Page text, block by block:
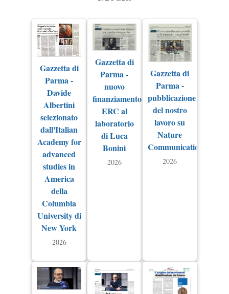
Gazzetta di
Parma -
Davide
Albertini
selezionato
dall'Italian
Academy for
advanced
studies in
America
della
Columbia
University di
New York
2026
Gazzetta di
Parma -
nuovo
finanziamento
ERC al
laboratorio
di Luca
Bonini
2026
Gazzetta di
Parma -
pubblicazione
del nostro
lavoro su
Nature
Communications
2026